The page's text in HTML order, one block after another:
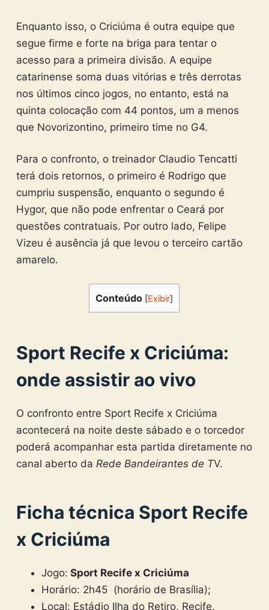
Enquanto isso, o Criciúma é outra equipe que
segue firme e forte na briga para tentar o
acesso para a primeira divisão. A equipe
catarinense soma duas vitórias e três derrotas
nos últimos cinco jogos, no entanto, está na
quinta colocação com 44 pontos, um a menos
que Novorizontino, primeiro time no G4.
Para o confronto, o treinador Claudio Tencatti
terá dois retornos, o primeiro é Rodrigo que
cumpriu suspensão, enquanto o segundo é
Hygor, que não pode enfrentar o Ceará por
questões contratuais. Por outro lado, Felipe
Vizeu é ausência já que levou o terceiro cartão
amarelo.
Conteúdo [Exibir]
Sport Recife x Criciúma:
onde assistir ao vivo
O confronto entre Sport Recife x Criciúma
acontecerá na noite deste sábado e o torcedor
poderá acompanhar esta partida diretamente no
canal aberto da Rede Bandeirantes de TV.
Ficha técnica Sport Recife
x Criciúma
Jogo: Sport Recife x Criciúma
Horário: 2h45 (horário de Brasília);
Local: Estádio Ilha do Retiro, Recife,